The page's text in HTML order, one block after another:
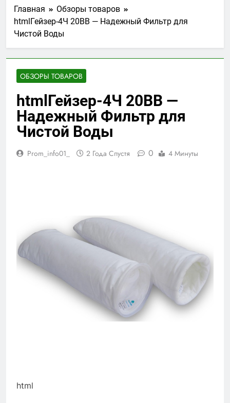
Главная
Обзоры товаров
htmlГейзер-4Ч 20BB — Надежный Фильтр для
Чистой Воды
ОБЗОРЫ ТОВАРОВ
htmlГейзер-4Ч 20BB —
Надежный Фильтр для
Чистой Воды
Prom_info01_ 2 Года Спустя 0 4 Минуты
html